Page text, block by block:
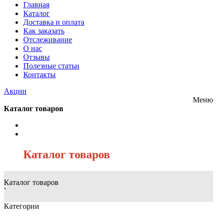
Главная
Каталог
Доставка и оплата
Как заказать
Отслеживание
О нас
Отзывы
Полезные статьи
Контакты
Акции
Меню
Каталог товаров
Каталог товаров
Каталог товаров
`
Категории